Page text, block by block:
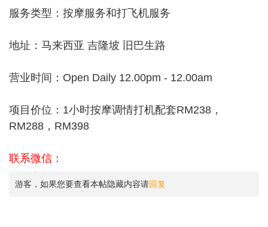
服务类型：按摩服务和打飞机服务
地址：马来西亚 吉隆坡 旧巴生路
营业时间：Open Daily 12.00pm - 12.00am
项目价位：1小时按摩调情打机配套RM238，
RM288，RM398
联系微信：
游客，如果您要查看本帖隐藏内容请回复